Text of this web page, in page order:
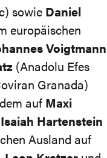
sowie Daniel
europäischen
Voigtmann
(Anadolu Efes
Granada)
auf Maxi
Isaiah Hartenstein
Ausland auf